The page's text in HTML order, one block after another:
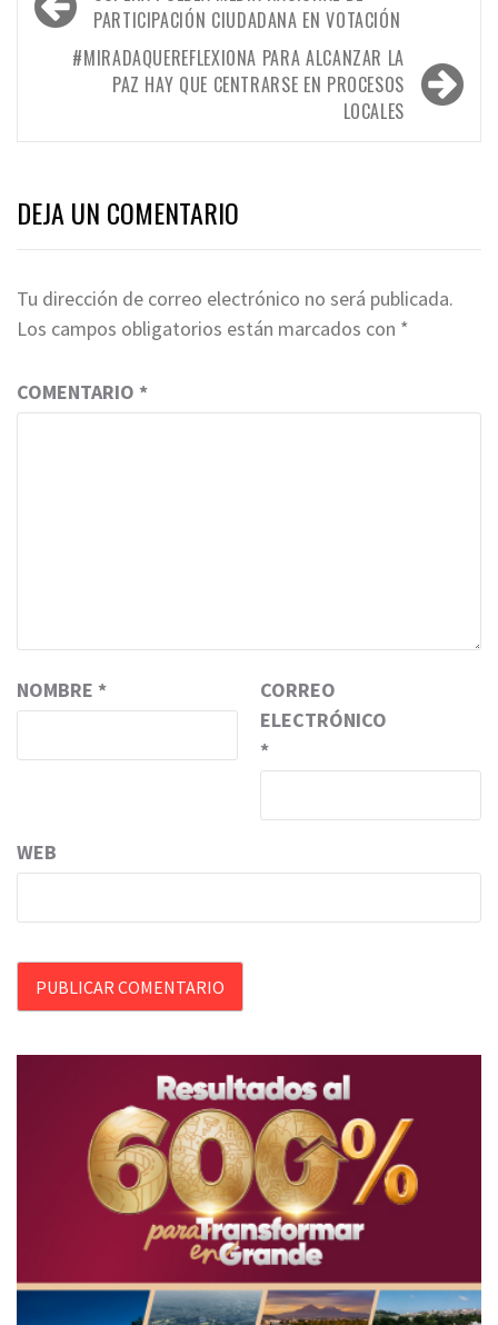
de
entradas
PARTICIPACIÓN CIUDADANA EN VOTACIÓN
#MIRADAQUEREFLEXIONA PARA ALCANZAR LA
PAZ HAY QUE CENTRARSE EN PROCESOS
LOCALES
DEJA UN COMENTARIO
Tu dirección de correo electrónico no será publicada.
Los campos obligatorios están marcados con *
COMENTARIO *
NOMBRE *
CORREO
ELECTRÓNICO
*
WEB